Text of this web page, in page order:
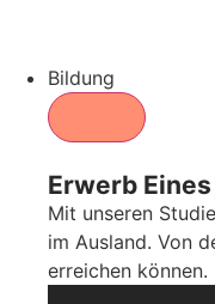
Bildung
Erwerb
Mit unseren
im Ausland. Von
erreichen können.